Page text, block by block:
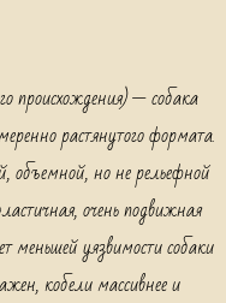
происхождения) — собака
растянутого формата.
объемной, но не рельефной
очень подвижная
меньшей уязвимости собаки
кобели массивнее и